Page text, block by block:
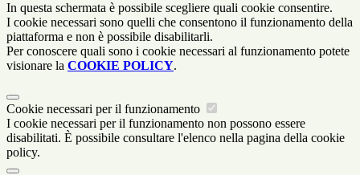
In questa schermata è possibile scegliere quali cookie consentire.
I cookie necessari sono quelli che consentono il funzionamento della
piattaforma e non è possibile disabilitarli.
Per conoscere quali sono i cookie necessari al funzionamento potete
visionare la COOKIE POLICY.
Cookie necessari per il funzionamento
I cookie necessari per il funzionamento non possono essere
disabilitati. È possibile consultare l'elenco nella pagina della cookie
policy.